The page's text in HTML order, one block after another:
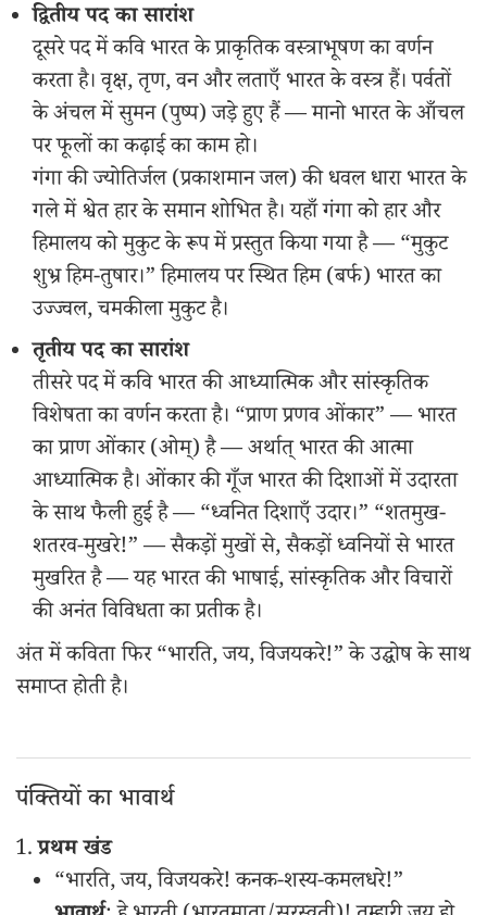
द्वितीय पद का सारांश
दूसरे पद में कवि भारत के प्राकृतिक वस्त्राभूषण का वर्णन
करता है। वृक्ष, तृण, वन और लताएँ भारत के वस्त्र हैं। पर्वतों
के अंचल में सुमन (पुष्प) जड़े हुए हैं — मानो भारत के आँचल
पर फूलों का कढ़ाई का काम हो।
गंगा की ज्योतिर्जल (प्रकाशमान जल) की धवल धारा भारत के
गले में श्वेत हार के समान शोभित है। यहाँ गंगा को हार और
हिमालय को मुकुट के रूप में प्रस्तुत किया गया है — “मुकुट
शुभ्र हिम-तुषार।” हिमालय पर स्थित हिम (बर्फ) भारत का
उज्ज्वल, चमकीला मुकुट है।
तृतीय पद का सारांश
तीसरे पद में कवि भारत की आध्यात्मिक और सांस्कृतिक
विशेषता का वर्णन करता है। “प्राण प्रणव ओंकार” — भारत
का प्राण ओंकार (ओम्) है — अर्थात् भारत की आत्मा
आध्यात्मिक है। ओंकार की गूँज भारत की दिशाओं में उदारता
के साथ फैली हुई है — “ध्वनित दिशाएँ उदार।” “शतमुख-
शतरव-मुखरे!” — सैकड़ों मुखों से, सैकड़ों ध्वनियों से भारत
मुखरित है — यह भारत की भाषाई, सांस्कृतिक और विचारों
की अनंत विविधता का प्रतीक है।
अंत में कविता फिर “भारति, जय, विजयकरे!” के उद्घोष के साथ
समाप्त होती है।
पंक्तियों का भावार्थ
प्रथम खंड
“भारति, जय, विजयकरे! कनक-शस्य-कमलधरे!”